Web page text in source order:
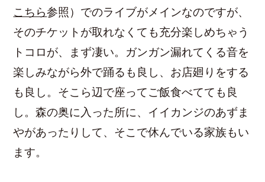
こちら参照）でのライブがメインなのですが、
そのチケットが取れなくても充分楽しめちゃう
トコロが、まず凄い。ガンガン漏れてくる音を
楽しみながら外で踊るも良し、お店廻りをする
も良し。そこら辺で座ってご飯食べてても良
し。森の奥に入った所に、イイカンジのあずま
やがあったりして、そこで休んでいる家族もい
ます。